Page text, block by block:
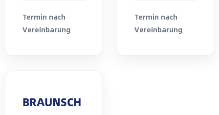
Termin nach
Vereinbarung
Termin nach
Vereinbarung
BRAUNSCH